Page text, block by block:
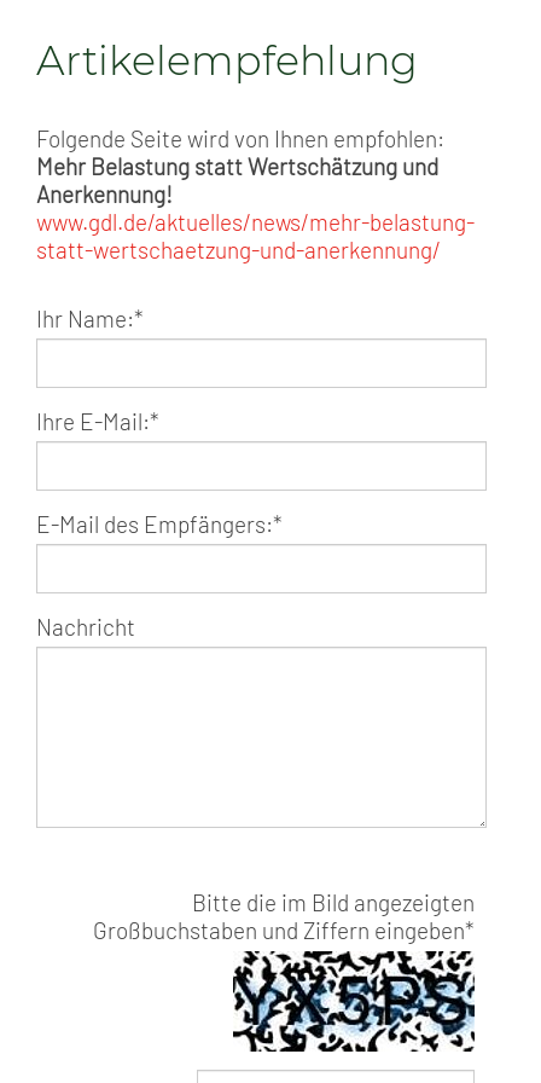
Artikelempfehlung
Folgende Seite wird von Ihnen empfohlen:
Mehr Belastung statt Wertschätzung und
Anerkennung!
www.gdl.de/aktuelles/news/mehr-belastung-
statt-wertschaetzung-und-anerkennung/
Ihr Name:*
Ihre E-Mail:*
E-Mail des Empfängers:*
Nachricht
Bitte die im Bild angezeigten
Großbuchstaben und Ziffern eingeben*